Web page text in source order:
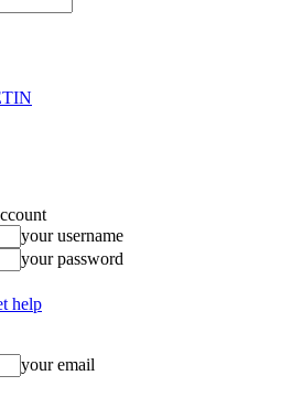
your username
your password
help
your email